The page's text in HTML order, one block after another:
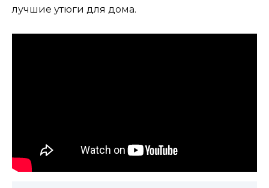
лучшие утюги для дома.